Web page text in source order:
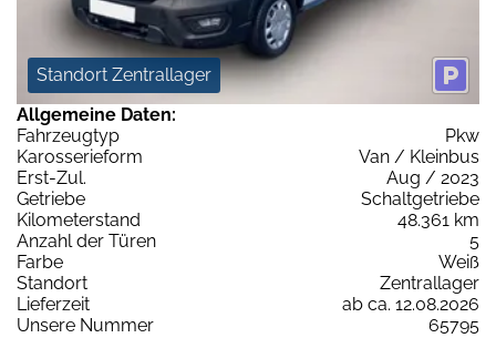
Standort Zentrallager
Allgemeine Daten:
Fahrzeugtyp
Pkw
Karosserieform
Van / Kleinbus
Erst-Zul.
Aug / 2023
Getriebe
Schaltgetriebe
Kilometerstand
48.361 km
Anzahl der Türen
5
Farbe
Weiß
Standort
Zentrallager
Lieferzeit
ab ca. 12.08.2026
Unsere Nummer
65795